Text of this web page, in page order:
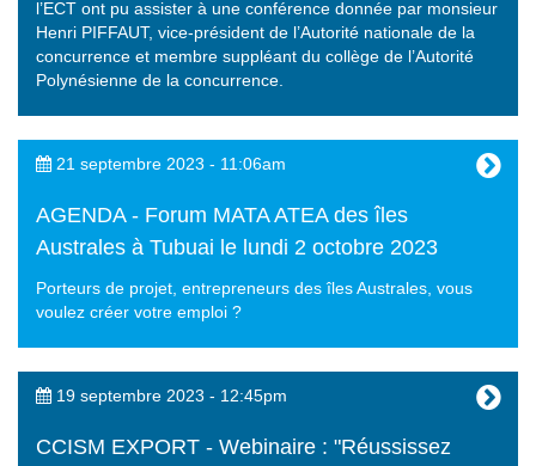
l’ECT ont pu assister à une conférence donnée par monsieur
Henri PIFFAUT, vice-président de l’Autorité nationale de la
concurrence et membre suppléant du collège de l’Autorité
Polynésienne de la concurrence.
21 septembre 2023 - 11:06am
AGENDA - Forum MATA ATEA des îles
Australes à Tubuai le lundi 2 octobre 2023
Porteurs de projet, entrepreneurs des îles Australes, vous
voulez créer votre emploi ?
19 septembre 2023 - 12:45pm
CCISM EXPORT - Webinaire : "Réussissez